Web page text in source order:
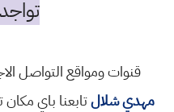
قنوات ومواقع التواصل
مهدي شلالتابعنا باي